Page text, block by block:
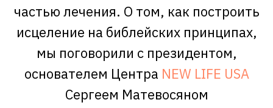
частью лечения. О том, как построить
исцеление на библейских принципах,
мы поговорили с президентом,
основателем Центра NEW LIFE USA
Сергеем Матевосяном